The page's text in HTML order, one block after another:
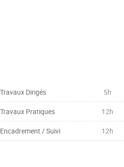
Travaux Dirigés 5h
Travaux Pratiques 12h
Encadrement / Suivi 12h